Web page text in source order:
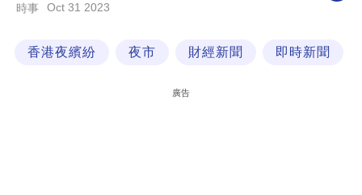
科
時事 Oct 31 2023
香港夜繽紛 夜市 財經新聞 即時新聞
廣告